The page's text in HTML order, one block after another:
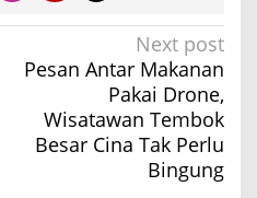
Next post
Pesan Antar Makanan
Pakai Drone,
Wisatawan Tembok
Besar Cina Tak Perlu
Bingung